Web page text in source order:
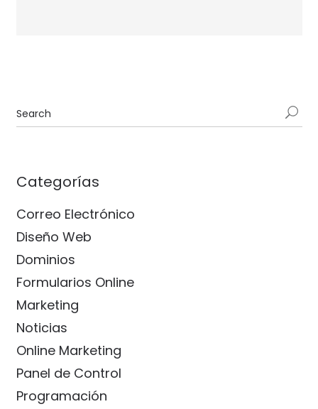
Categorías
Correo Electrónico
Diseño Web
Dominios
Formularios Online
Marketing
Noticias
Online Marketing
Panel de Control
Programación